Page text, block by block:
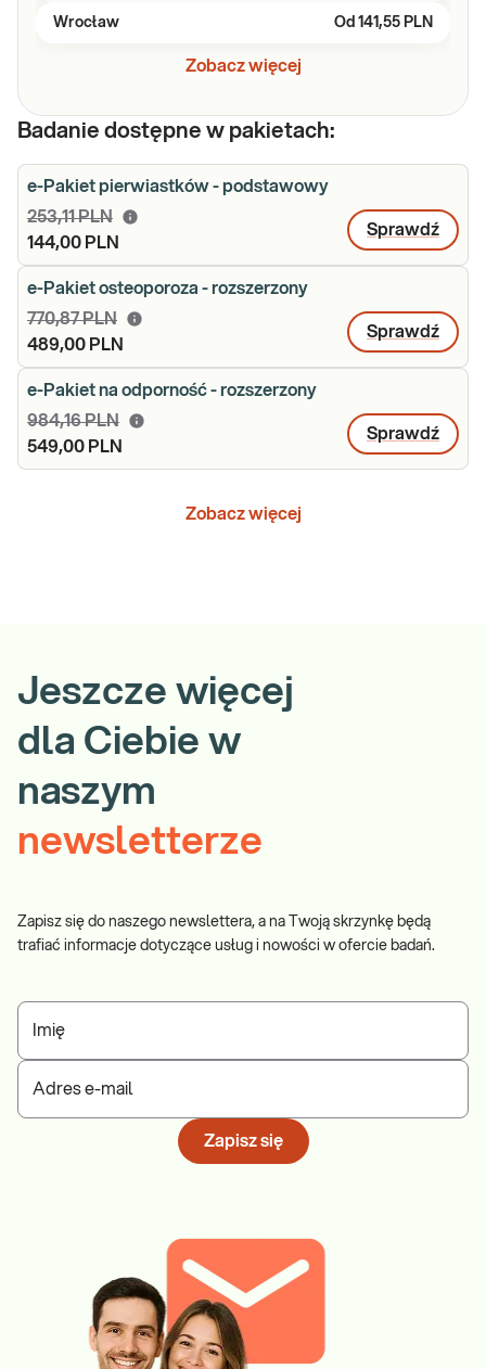
Wrocław Od 141,55 PLN
Zobacz więcej
Badanie dostępne w pakietach:
e-Pakiet pierwiastków - podstawowy
253,11 PLN
144,00 PLN
Sprawdź
e-Pakiet osteoporoza - rozszerzony
770,87 PLN
489,00 PLN
Sprawdź
e-Pakiet na odporność - rozszerzony
984,16 PLN
549,00 PLN
Sprawdź
Zobacz więcej
Jeszcze więcej
dla Ciebie w
naszym
newsletterze
Zapisz się do naszego newslettera, a na Twoją skrzynkę będą
trafiać informacje dotyczące usług i nowości w ofercie badań.
Imię
Adres e-mail
Zapisz się